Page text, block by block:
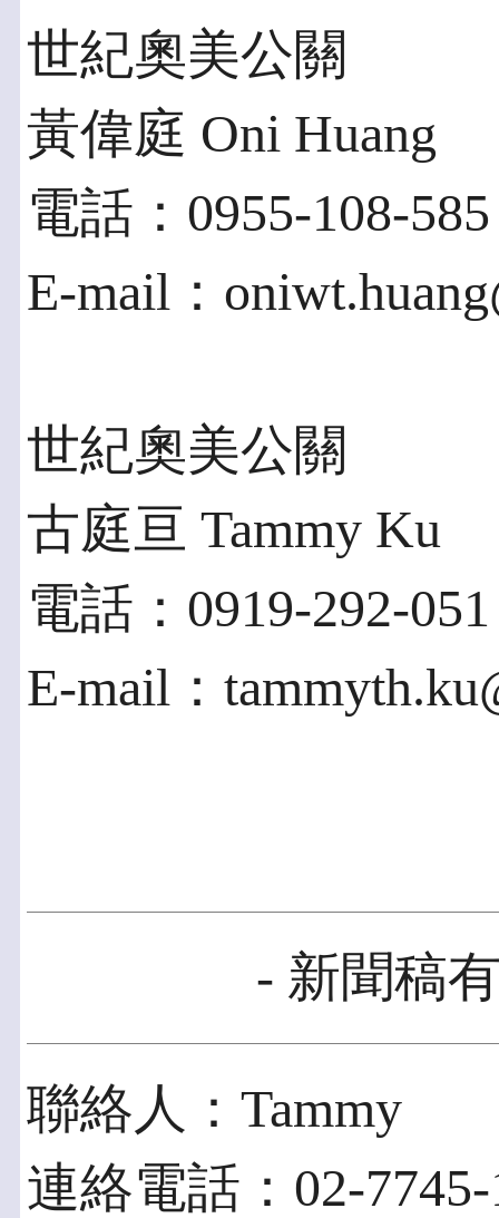
世紀奧美公關
黃偉庭 Oni Huang
電話：0955-108-585
E-mail：
世紀奧美公關
古庭亘 Tammy Ku
電話：0919-292-051
E-mail：
- 新聞稿
聯絡人：Tammy
連絡電話：02-7745-